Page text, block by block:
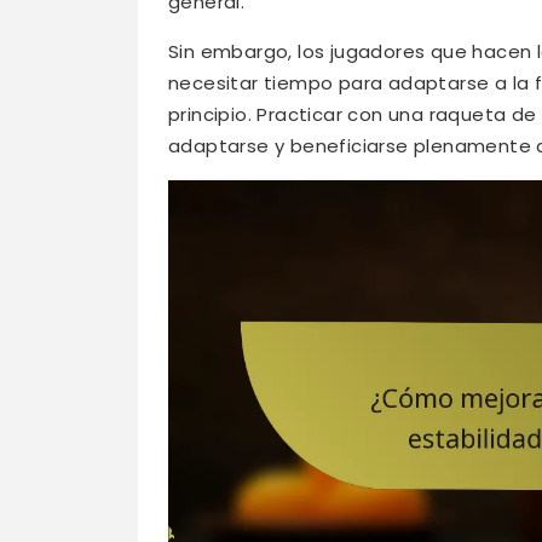
Sin embargo, los jugadores que
necesitar tiempo para adaptarse a la
principio. Practicar con una raqueta
adaptarse y beneficiarse plenamente